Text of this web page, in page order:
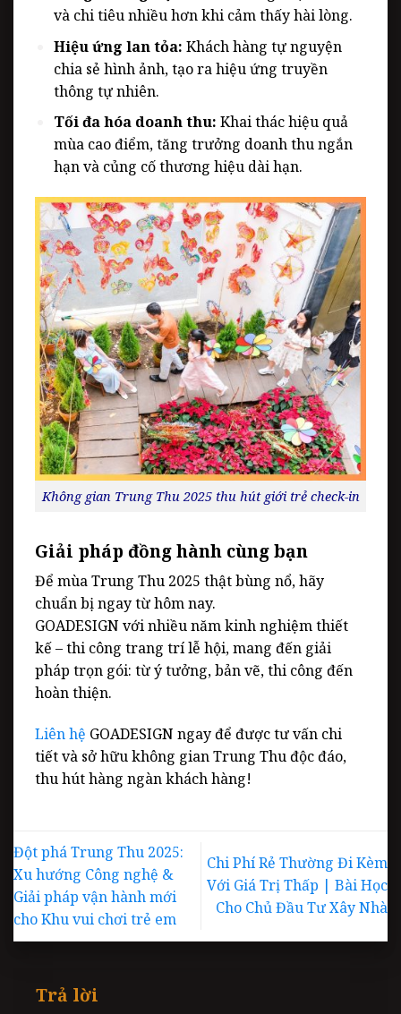
và chi tiêu nhiều hơn khi cảm thấy hài lòng.
Hiệu ứng lan tỏa: Khách hàng tự nguyện
chia sẻ hình ảnh, tạo ra hiệu ứng truyền
thông tự nhiên.
Tối đa hóa doanh thu: Khai thác hiệu quả
mùa cao điểm, tăng trưởng doanh thu ngắn
hạn và củng cố thương hiệu dài hạn.
Không gian Trung Thu 2025 thu hút giới trẻ check-in
Giải pháp đồng hành cùng bạn
Để mùa Trung Thu 2025 thật bùng nổ, hãy
chuẩn bị ngay từ hôm nay.
GOADESIGN với nhiều năm kinh nghiệm thiết
kế – thi công trang trí lễ hội, mang đến giải
pháp trọn gói: từ ý tưởng, bản vẽ, thi công đến
hoàn thiện.
Liên hệ GOADESIGN ngay để được tư vấn chi
tiết và sở hữu không gian Trung Thu độc đáo,
thu hút hàng ngàn khách hàng!
Đột phá Trung Thu 2025:
Xu hướng Công nghệ &
Giải pháp vận hành mới
cho Khu vui chơi trẻ em
Chi Phí Rẻ Thường Đi Kèm
Với Giá Trị Thấp | Bài Học
Cho Chủ Đầu Tư Xây Nhà
Trả lời